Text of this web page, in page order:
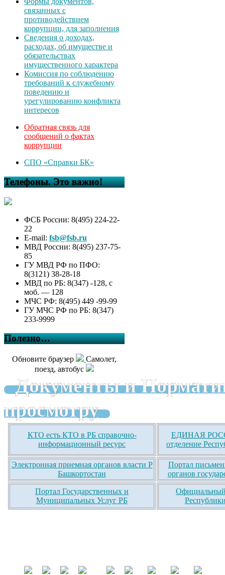
связанных с
противодействием
коррупции, для заполнения
Сведения о доходах,
расходах, об имуществе и
обязательствах
имущественного характера
Комиссия по соблюдению
требований к служебному
поведению и
урегулированию конфликта
интересов
Обратная связь для
сообщений о фактах
коррупции
СПО «Справки БК»
Телефоны. Это важно!
ФСБ России: 8(495) 224-22-
22
E-mail: fsb@fsb.ru
МВД России: 8(495) 237-75-
85
ГУ МВД РФ по ПФО:
8(3121) 38-28-18
МВД по РБ: 8(347) -128, с
моб. — 128
МЧС РФ: 8(495) 449 -99-99
ГУ МЧС РФ по РБ: 8(347)
233-9999
Полезно…
Обновите браузер
Самолет,
поезд, автобус
Документы и
просмотру
КТО есть КТО в РБ справочно-
информационный ресурс
ЕДИНАЯ
отделение
Электронная приемная органов власти Р
Башкортостан
Портал
органов
Портал Государственных и
Муниципальных Услуг РБ
Официальный